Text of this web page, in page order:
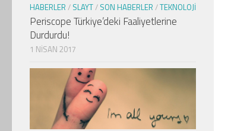
HABERLER / SLAYT/ SON HABERLER /TEKNOLOJI
Periscope Türkiye’deki Faaliyetlerine
Durdurdu!
1 NISAN 2017